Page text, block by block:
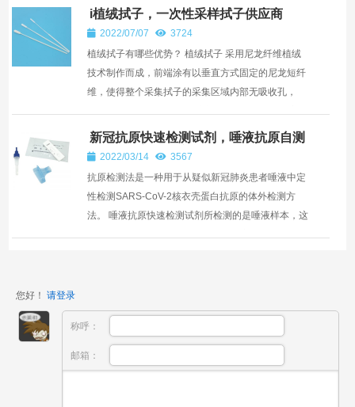
i植绒拭子，一次性采样拭子供应商
2022/07/07
3724
植绒拭子有哪些优势？ 植绒拭子 采用尼龙纤维植绒
技术制作而成，前端涂有以垂直方式固定的尼龙短纤
维，使得整个采集拭子的采集区域内部无吸收孔，
的洗脱。...
新冠抗原快速检测试剂，唾液抗原自测
包的使用方法与注意事项
2022/03/14
3567
抗原检测法是一种用于从疑似新冠肺炎患者唾液中定
性检测SARS-CoV-2核衣壳蛋白抗原的体外检测方
法。 唾液抗原快速检测试剂所检测的是唾液样本，这
您好！ 请登录
称呼：
邮箱：